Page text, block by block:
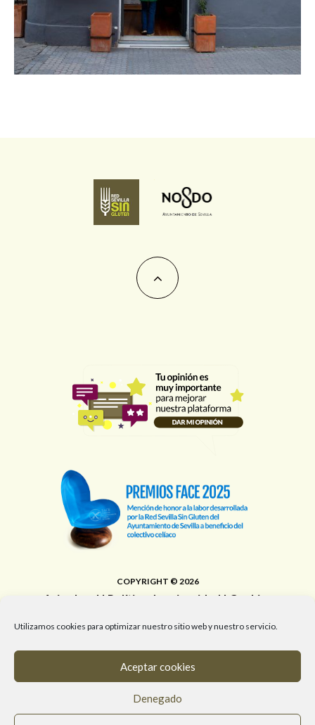
Utilizamos cookies para optimizar nuestro sitio web y nuestro servicio.
Aceptar cookies
Denegado
COPYRIGHT © 2026
Aviso legal| Política de privacidad | Cookies
T. 955 472 903 / M. 682 058 961 / #RedSevillaSinGluten
info@redsevillasingluten.org/